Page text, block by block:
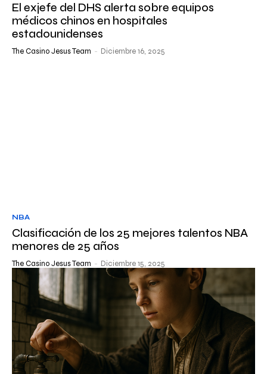
El exjefe del DHS alerta sobre equipos
médicos chinos en hospitales
estadounidenses
The Casino Jesus Team - Diciembre 16, 2025
NBA
Clasificación de los 25 mejores talentos NBA
menores de 25 años
The Casino Jesus Team - Diciembre 15, 2025